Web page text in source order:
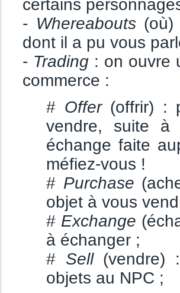
certains
- Whereabouts(où)
dont il a pu vous
- Trading : on ouvre
commerce :
# Offer(offrir) :
vendre, suite à
échange faite
méfiez-vous !
# Purchase
objet à vous
# Exchange
à échanger ;
# Sell(vendre)
objets au NPC ;